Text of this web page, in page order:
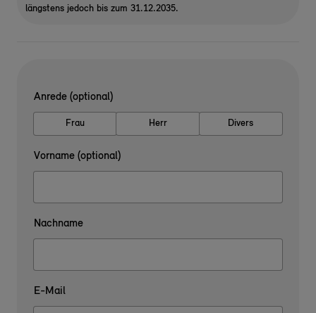
längstens jedoch bis zum 31.12.2035.
Anrede (optional)
Frau Herr Divers
Vorname (optional)
Nachname
E-Mail